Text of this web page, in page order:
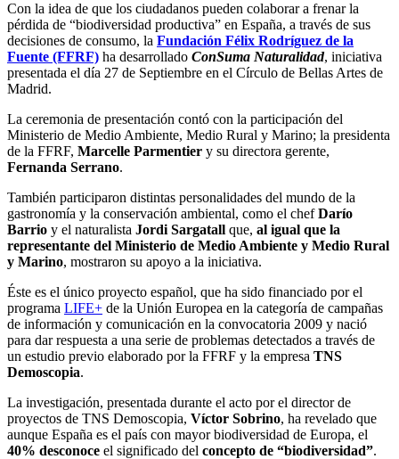
Con la idea de que los ciudadanos pueden colaborar a frenar la
pérdida de “biodiversidad productiva” en España, a través de sus
decisiones de consumo, la Fundación Félix Rodríguez de la
Fuente (FFRF) ha desarrollado ConSuma Naturalidad, iniciativa
presentada el día 27 de Septiembre en el Círculo de Bellas Artes de
Madrid.
La ceremonia de presentación contó con la participación del
Ministerio de Medio Ambiente, Medio Rural y Marino; la presidenta
de la FFRF, Marcelle Parmentier y su directora gerente,
Fernanda Serrano.
También participaron distintas personalidades del mundo de la
gastronomía y la conservación ambiental, como el chefDarío
Barrio y el naturalista Jordi Sargatall que, al igual que la
representante del Ministerio de Medio Ambiente y Medio Rural
y Marino, mostraron su apoyo a la iniciativa.
Éste es el único proyecto español, que ha sido financiado por el
programa LIFE+ de la Unión Europea en la categoría de campañas
de información y comunicación en la convocatoria 2009 y nació
para dar respuesta a una serie de problemas detectados a través de
un estudio previo elaborado por la FFRF y la empresa TNS
Demoscopia.
La investigación, presentada durante el acto por el director de
proyectos de TNS Demoscopia, Víctor Sobrino, ha revelado que
aunque España es el país con mayor biodiversidad de Europa, el
40% desconoce el significado del concepto de “biodiversidad”.